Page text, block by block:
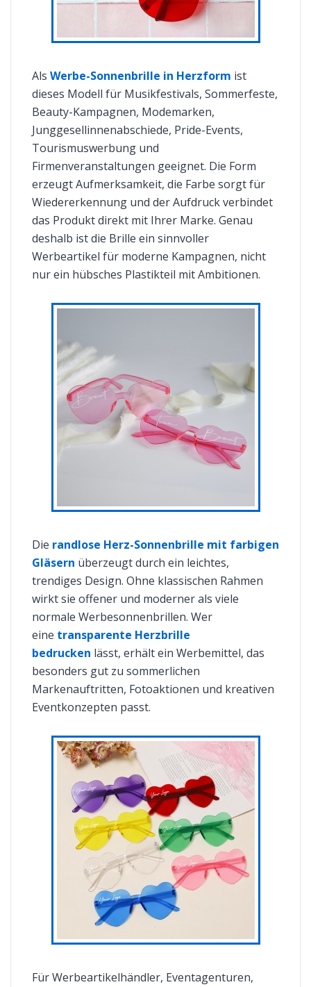
Als Werbe-Sonnenbrille in Herzform ist
dieses Modell für Musikfestivals, Sommerfeste,
Beauty-Kampagnen, Modemarken,
Junggesellinnenabschiede, Pride-Events,
Tourismuswerbung und
Firmenveranstaltungen geeignet. Die Form
erzeugt Aufmerksamkeit, die Farbe sorgt für
Wiedererkennung und der Aufdruck verbindet
das Produkt direkt mit Ihrer Marke. Genau
deshalb ist die Brille ein sinnvoller
Werbeartikel für moderne Kampagnen, nicht
nur ein hübsches Plastikteil mit Ambitionen.
Die randlose Herz-Sonnenbrille mit farbigen
Gläsern überzeugt durch ein leichtes,
trendiges Design. Ohne klassischen Rahmen
wirkt sie offener und moderner als viele
normale Werbesonnenbrillen. Wer
eine transparente Herzbrille
bedrucken lässt, erhält ein Werbemittel, das
besonders gut zu sommerlichen
Markenauftritten, Fotoaktionen und kreativen
Eventkonzepten passt.
Für Werbeartikelhändler, Eventagenturen,